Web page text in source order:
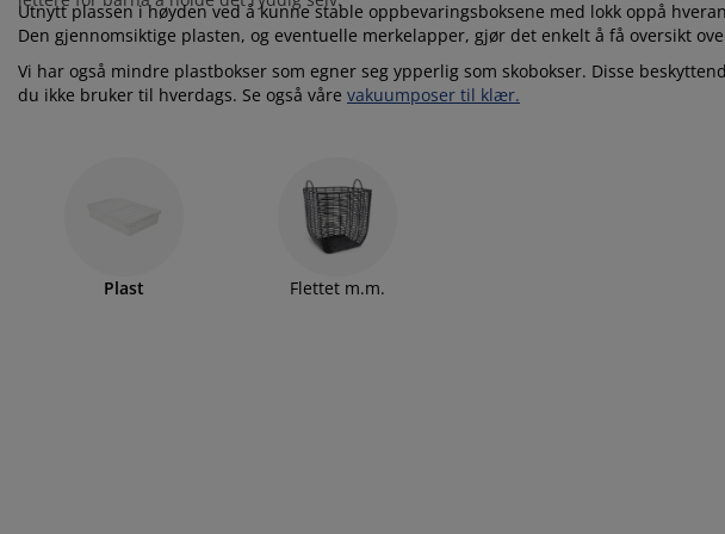
og pleie
Utnytt plassen i høyden ved å kunne stable oppbevaringsboksene med lokk oppå
Den gjennomsiktige plasten, og eventuelle merkelapper, gjør det enkelt å få oversikt
Vi har også mindre plastbokser som egner seg ypperlig som skobokser. Disse
du ikke bruker til hverdags. Se også våre vakuumposer til klær.
Plast Flettet m.m.